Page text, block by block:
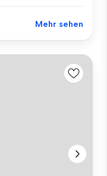
Mehr sehen